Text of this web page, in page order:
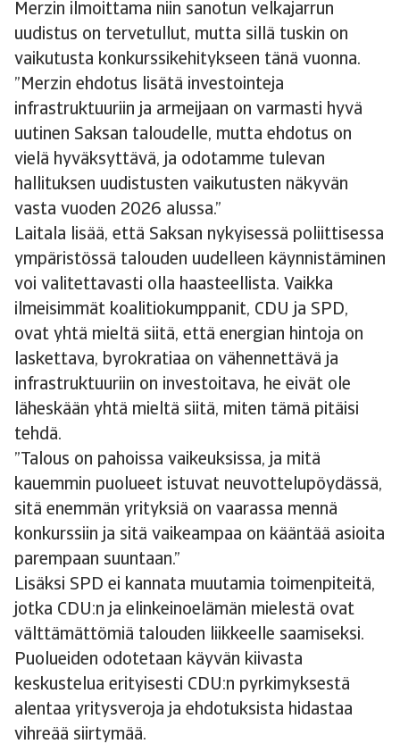
Merzin ilmoittama niin sanotun velkajarrun
uudistus on tervetullut, mutta sillä tuskin on
vaikutusta konkurssikehitykseen tänä vuonna.
”Merzin ehdotus lisätä investointeja
infrastruktuuriin ja armeijaan on varmasti hyvä
uutinen Saksan taloudelle, mutta ehdotus on
vielä hyväksyttävä, ja odotamme tulevan
hallituksen uudistusten vaikutusten näkyvän
vasta vuoden 2026 alussa.”
Laitala lisää, että Saksan nykyisessä poliittisessa
ympäristössä talouden uudelleen käynnistäminen
voi valitettavasti olla haasteellista. Vaikka
ilmeisimmät koalitiokumppanit, CDU ja SPD,
ovat yhtä mieltä siitä, että energian hintoja on
laskettava, byrokratiaa on vähennettävä ja
infrastruktuuriin on investoitava, he eivät ole
läheskään yhtä mieltä siitä, miten tämä pitäisi
tehdä.
”Talous on pahoissa vaikeuksissa, ja mitä
kauemmin puolueet istuvat neuvottelupöydässä,
sitä enemmän yrityksiä on vaarassa mennä
konkurssiin ja sitä vaikeampaa on kääntää asioita
parempaan suuntaan.”
Lisäksi SPD ei kannata muutamia toimenpiteitä,
jotka CDU:n ja elinkeinoelämän mielestä ovat
välttämättömiä talouden liikkeelle saamiseksi.
Puolueiden odotetaan käyvän kiivasta
keskustelua erityisesti CDU:n pyrkimyksestä
alentaa yritysveroja ja ehdotuksista hidastaa
vihreää siirtymää.